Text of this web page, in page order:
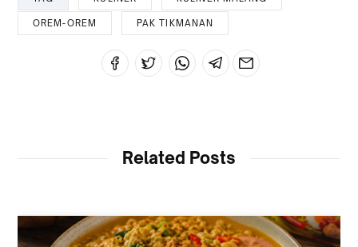
OREM-OREM PAK TIKMANAN
Related Posts